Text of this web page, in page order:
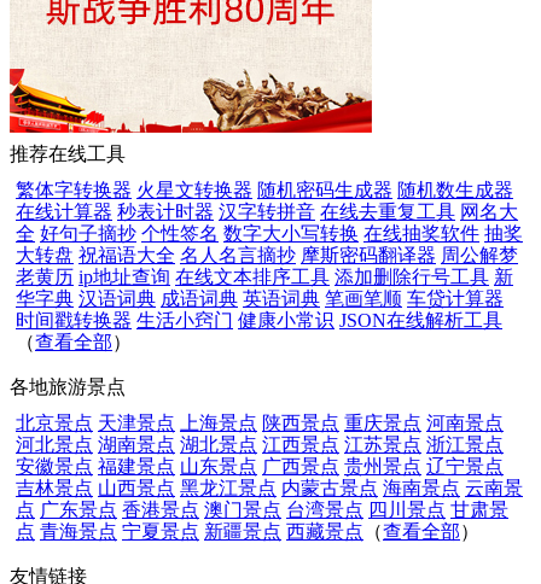
推荐在线工具
繁体字转换器 火星文转换器 随机密码生成器 随机数生成器
在线计算器 秒表计时器 汉字转拼音 在线去重复工具 网名大
全 好句子摘抄 个性签名 数字大小写转换 在线抽奖软件 抽奖
大转盘 祝福语大全 名人名言摘抄 摩斯密码翻译器 周公解梦
老黄历 ip地址查询 在线文本排序工具 添加删除行号工具 新
华字典 汉语词典 成语词典 英语词典 笔画笔顺 车贷计算器
时间戳转换器 生活小窍门 健康小常识 JSON在线解析工具
（查看全部）
各地旅游景点
北京景点 天津景点 上海景点 陕西景点 重庆景点 河南景点
河北景点 湖南景点 湖北景点 江西景点 江苏景点 浙江景点
安徽景点 福建景点 山东景点 广西景点 贵州景点 辽宁景点
吉林景点 山西景点 黑龙江景点 内蒙古景点 海南景点 云南景
点 广东景点 香港景点 澳门景点 台湾景点 四川景点 甘肃景
点 青海景点 宁夏景点 新疆景点 西藏景点 （查看全部）
友情链接